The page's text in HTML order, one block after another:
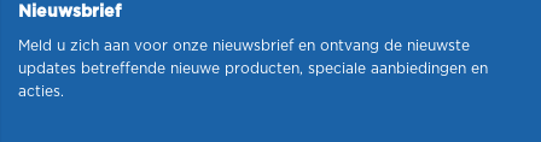
Nieuwsbrief
Meld u zich aan voor onze nieuwsbrief en ontvang de nieuwste
updates betreffende nieuwe producten, speciale aanbiedingen en
acties.